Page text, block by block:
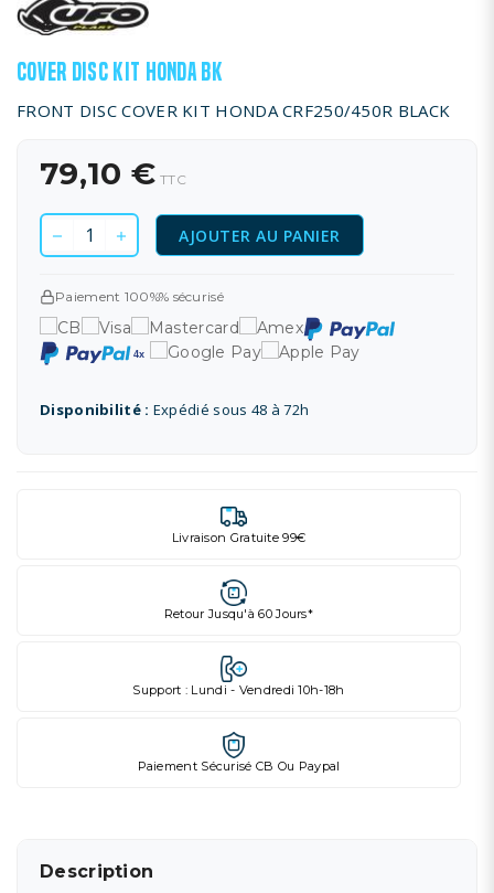
COVER DISC KIT HONDA BK
FRONT DISC COVER KIT HONDA CRF250/450R BLACK
79,10 € TTC
AJOUTER AU PANIER
Paiement 100%% sécurisé
Disponibilité : Expédié sous 48 à 72h
Livraison Gratuite 99€
Retour Jusqu'à 60 Jours*
Support : Lundi - Vendredi 10h-18h
Paiement Sécurisé CB Ou Paypal
Description